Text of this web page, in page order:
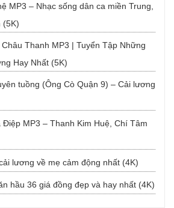
MP3 – Nhạc sống dân ca miền Trung,
(5K)
Thanh MP3 | Tuyển Tập Những
Hay Nhất (5K)
tuồng (Ông Cò Quận 9) – Cải lương
MP3 – Thanh Kim Huệ, Chí Tâm
lương về mẹ cảm động nhất (4K)
hầu 36 giá đồng đẹp và hay nhất (4K)